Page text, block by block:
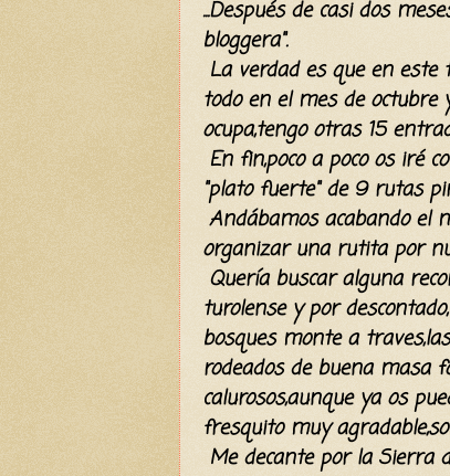
...Después de casi dos
bloggera".
La verdad es que en
todo en el mes de
ocupa,tengo otras 15
En fin,poco a poco os iré
"plato fuerte" de 9 rutas
Andábamos acabando el
organizar una rutita por
Quería buscar alguna
turolense y por
bosques monte a
rodeados de buena masa
calurosos,aunque ya os
fresquito muy
Me decante por la Sierra